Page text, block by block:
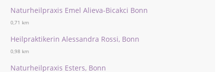
Naturheilpraxis Emel Alieva-Bicakci Bonn
0,71 km
Heilpraktikerin Alessandra Rossi, Bonn
0,98 km
Naturheilpraxis Esters, Bonn